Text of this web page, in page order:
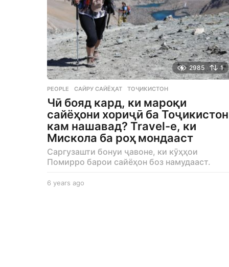
2985 1
PEOPLE САЙРУ САЙЁҲАТ ,ТОҶИКИСТОН
Чӣ бояд кард, ки мароқи
сайёҳони хориҷӣ ба Тоҷикистон
кам нашавад? Travel-е, ки
Мискола ба роҳ мондааст
Саргузашти бонуи ҷавоне, ки кӯҳҳои
Помирро барои сайёҳон боз намудааст.
6 years ago